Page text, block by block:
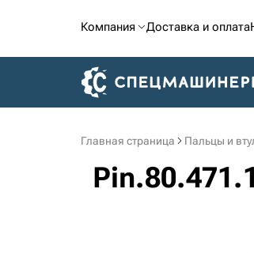
Компания Доставка и оплата
Главная страница Пальцы и